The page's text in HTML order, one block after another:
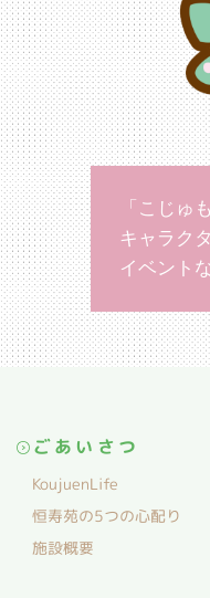
「こじゅ
キャラクタ
イベント
ごあいさつ
KoujuenLife
恒寿苑の5つの心配り
施設概要